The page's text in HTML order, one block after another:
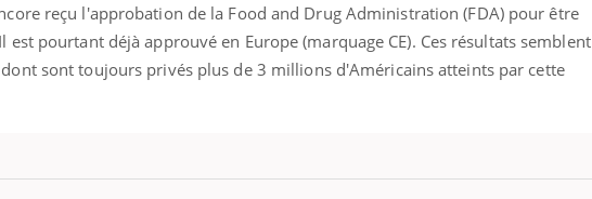
reçu l'approbation de la Food and Drug Administration (FDA) pour être
pourtant déjà approuvé en Europe (marquage CE). Ces résultats semblent
sont toujours privés plus de 3 millions d'Américains atteints par cette